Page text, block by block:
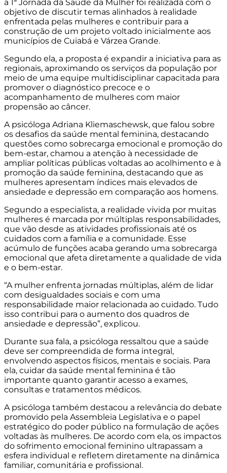
a 1ª Jornada da Saúde da Mulher foi realizada com o
objetivo de discutir temas alinhados à realidade
enfrentada pelas mulheres e contribuir para a
construção de um projeto voltado inicialmente aos
municípios de Cuiabá e Várzea Grande.
Segundo ela, a proposta é expandir a iniciativa para as
regionais, aproximando os serviços da população por
meio de uma equipe multidisciplinar capacitada para
promover o diagnóstico precoce e o
acompanhamento de mulheres com maior
propensão ao câncer.
A psicóloga Adriana Kliemaschewsk, que falou sobre
os desafios da saúde mental feminina, destacando
questões como sobrecarga emocional e promoção do
bem-estar, chamou a atenção à necessidade de
ampliar políticas públicas voltadas ao acolhimento e à
promoção da saúde feminina, destacando que as
mulheres apresentam índices mais elevados de
ansiedade e depressão em comparação aos homens.
Segundo a especialista, a realidade vivida por muitas
mulheres é marcada por múltiplas responsabilidades,
que vão desde as atividades profissionais até os
cuidados com a família e a comunidade. Esse
acúmulo de funções acaba gerando uma sobrecarga
emocional que afeta diretamente a qualidade de vida
e o bem-estar.
“A mulher enfrenta jornadas múltiplas, além de lidar
com desigualdades sociais e com uma
responsabilidade maior relacionada ao cuidado. Tudo
isso contribui para o aumento dos quadros de
ansiedade e depressão”, explicou.
Durante sua fala, a psicóloga ressaltou que a saúde
deve ser compreendida de forma integral,
envolvendo aspectos físicos, mentais e sociais. Para
ela, cuidar da saúde mental feminina é tão
importante quanto garantir acesso a exames,
consultas e tratamentos médicos.
A psicóloga também destacou a relevância do debate
promovido pela Assembleia Legislativa e o papel
estratégico do poder público na formulação de ações
voltadas às mulheres. De acordo com ela, os impactos
do sofrimento emocional feminino ultrapassam a
esfera individual e refletem diretamente na dinâmica
familiar, comunitária e profissional.